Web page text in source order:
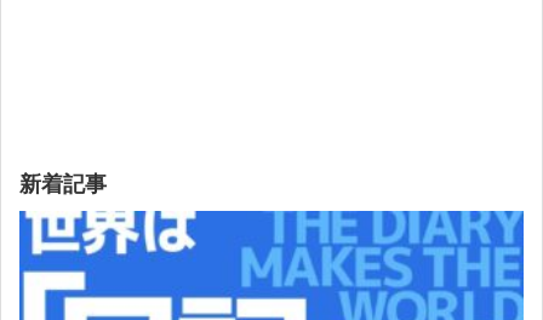
新着記事